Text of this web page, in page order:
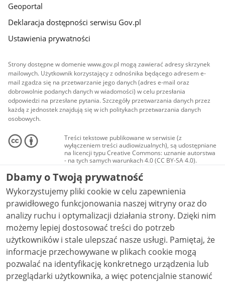
Geoportal
Deklaracja dostępności serwisu Gov.pl
Ustawienia prywatności
Strony dostępne w domenie www.gov.pl mogą zawierać adresy skrzynek
mailowych. Użytkownik korzystający z odnośnika będącego adresem e-
mail zgadza się na przetwarzanie jego danych (adres e-mail oraz
dobrowolnie podanych danych w wiadomości) w celu przesłania
odpowiedzi na przesłane pytania. Szczegóły przetwarzania danych przez
każdą z jednostek znajdują się w ich politykach przetwarzania danych
osobowych.
Treści tekstowe publikowane w serwisie (z
wyłączeniem treści audiowizualnych), są udostępniane
na licencji typu Creative Commons: uznanie autorstwa
- na tych samych warunkach 4.0 (CC BY-SA 4.0).
Materiały audiowizualne, w tym zdjęcia, materiały
audio i wideo, są udostępniane na licencji typu
Creative Commons: uznanie autorstwa użycie
niekomercyjne - bez utworów zależnych 4.0 (CC BY-
NC-ND 4.0), o ile nie jest to stwierdzone inaczej.
Dbamy o Twoją prywatność
Wykorzystujemy pliki cookie w celu zapewnienia
prawidłowego funkcjonowania naszej witryny oraz do
analizy ruchu i optymalizacji działania strony. Dzięki nim
możemy lepiej dostosować treści do potrzeb
użytkowników i stale ulepszać nasze usługi. Pamiętaj, że
informacje przechowywane w plikach cookie mogą
pozwalać na identyfikację konkretnego urządzenia lub
przeglądarki użytkownika, a więc potencjalnie stanowić